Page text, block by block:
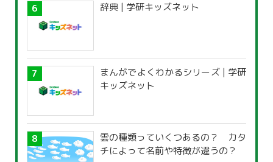
辞典 | 学研キッズネット
まんがでよくわかるシリーズ | 学研
キッズネット
雲の種類っていくつあるの？ カタ
チによって名前や特徴が違うの？